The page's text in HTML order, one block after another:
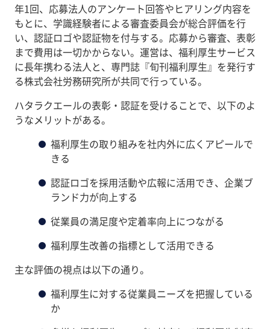
年1回、応募法人のアンケート回答やヒアリング内容を
もとに、学識経験者による審査委員会が総合評価を行
い、認証ロゴや認証物を付与する。応募から審査、表彰
まで費用は一切かからない。運営は、福利厚生サービス
に長年携わる法人と、専門誌『旬刊福利厚生』を発行す
る株式会社労務研究所が共同で行っている。
ハタラクエールの表彰・認証を受けることで、以下のよ
うなメリットがある。
福利厚生の取り組みを社内外に広くアピールで
きる
認証ロゴを採用活動や広報に活用でき、企業ブ
ランド力が向上する
従業員の満足度や定着率向上につながる
福利厚生改善の指標として活用できる
主な評価の視点は以下の通り。
福利厚生に対する従業員ニーズを把握している
か